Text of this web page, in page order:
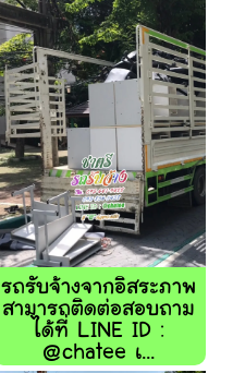
รถรับจ้างจากอิสระภาพ
สามารถติดต่อสอบถาม
ได้ที่ LINE ID :
@chatee เ...